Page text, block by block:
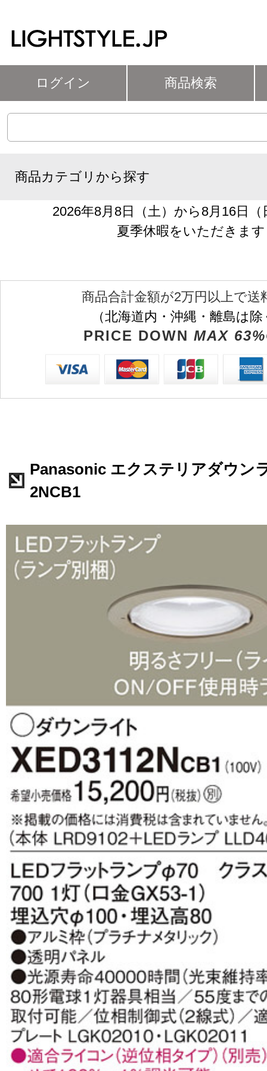
ログイン 商品検索
商品カテゴリから探す
2026年8月8日（土）から8月16日
夏季休暇をいただきます
商品合計金額が2万円以上で送
（北海道内・沖縄・離島は
PRICE DOWN MAX
Panasonic エクステリアダウン
2NCB1